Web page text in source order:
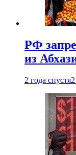
РФ
из
2 года спустя